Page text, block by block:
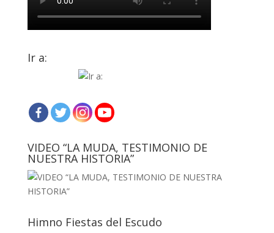
Ir a:
VIDEO “LA MUDA, TESTIMONIO DE
NUESTRA HISTORIA”
Himno Fiestas del Escudo